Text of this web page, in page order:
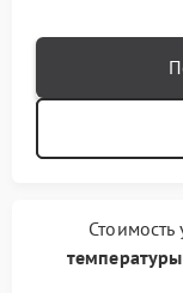
Стоимость
температуры